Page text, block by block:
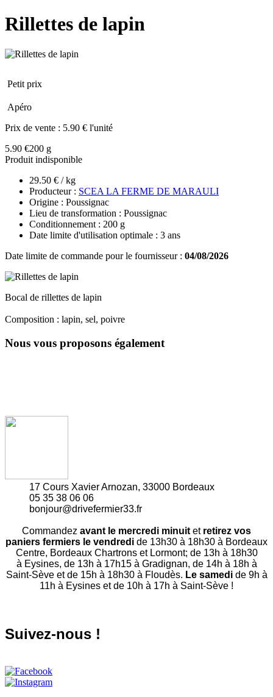
Rillettes de lapin
Petit prix
Apéro
Prix de vente : 5.90 € l'unité
5.90 €200 g
Produit indisponible
29.50 € / kg
Producteur : SCEA LA FERME DE MARAULI
Origine : Poussignac
Lieu de transformation : Poussignac
Conditionnement : 200 g
Date limite d'utilisation optimale : 3 ans
Date limite de commande pour le fournisseur : 04/08/2026
Bocal de rillettes de lapin
Composition : lapin, sel, poivre
Nous vous proposons également
17 Cours Xavier Arnozan, 33000 Bordeaux
05 35 38 06 06
bonjour@drivefermier33.fr
Commandez avant le mercredi minuit et retirez vos
paniers fermiers le vendredi de 13h30 à 18h30 à Bordeaux
Centre, Bordeaux Chartrons et Lormont; de 13h à 18h30
à Eysines, de 13h à 17h15 à Gradignan, de 14h à 18h à
Saint-Sève et de 15h à 18h30 à Floudès. Le samedi de 9h à
11h à Eysines et de 10h à 17h à Saint-Sève !
Suivez-nous !